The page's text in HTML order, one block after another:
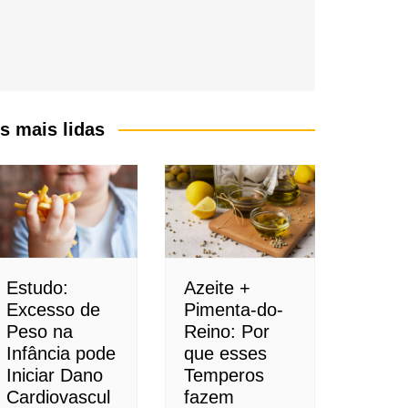
mais lidas
Estudo:
Excesso de
Peso na
Infância pode
Iniciar Dano
Cardiovascul
Azeite +
Pimenta-do-
Reino: Por
que esses
Temperos
fazem